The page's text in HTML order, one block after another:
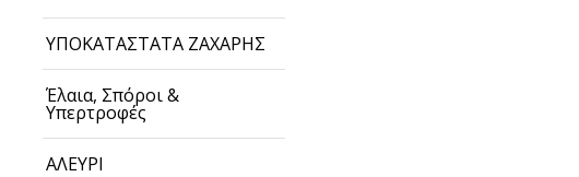
ΥΠΟΚΑΤΑΣΤΑΤΑ ΖΑΧΑΡΗΣ
Έλαια, Σπόροι &
Υπερτροφές
ΑΛΕΥΡΙ